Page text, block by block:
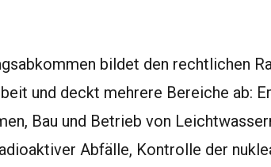
bildet den rechtlichen
und deckt mehrere Bereiche ab:
Bau und Betrieb von
Abfälle, Kontrolle der